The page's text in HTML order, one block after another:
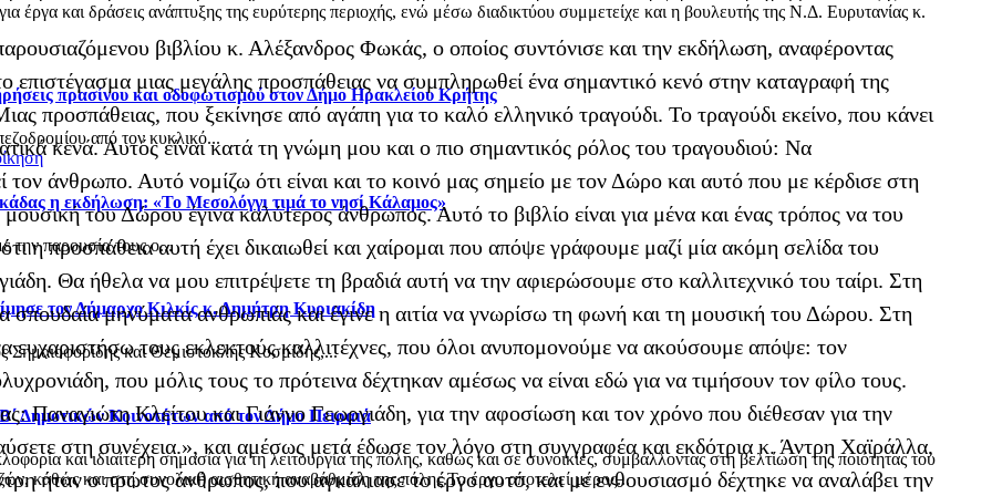
έργα και δράσεις ανάπτυξης της ευρύτερης περιοχής, ενώ μέσω διαδικτύου συμμετείχε και η βουλευτής της Ν.Δ. Ευρυτανίας κ.
πρασίνου και οδοφωτισμού στον Δήμο Ηρακλείου Κρήτης
από τον κυκλικό...
η εκδήλωση: «Το Μεσολόγγι τιμά το νησί Κάλαμος»
την παρουσία τους ο...
τον Δήμαρχο Κιλκίς κ. Δημήτρη Κυριακίδη
Σημαιοφορίδης και Θεμιστοκλής Κοσμίδης,...
Δημοτικών Κοινοτήτων από τον Δήμο Πειραιά
και ιδιαίτερη σημασία για τη λειτουργία της πόλης, καθώς και σε συνοικίες, συμβάλλοντας στη βελτίωση της ποιότητας του
καθώς και στη συνολική αισθητική αναβάθμιση της πόλης.Το έργο αποτελεί μέρος...
βιβλίου κ. Αλέξανδρος Φωκάς, ο οποίος συντόνισε και την εκδήλωση, αναφέροντας
επιστέγασμα μιας μεγάλης προσπάθειας να συμπληρωθεί ένα σημαντικό κενό στην καταγραφή της
προσπάθειας, που ξεκίνησε από αγάπη για το καλό ελληνικό τραγούδι. Το τραγούδι εκείνο, που κάνει
κενά. Αυτός είναι κατά τη γνώμη μου και ο πιο σημαντικός ρόλος του τραγουδιού: Να
τον άνθρωπο. Αυτό νομίζω ότι είναι και το κοινό μας σημείο με τον Δώρο και αυτό που με κέρδισε στη
του Δώρου έγινα καλύτερος άνθρωπος. Αυτό το βιβλίο είναι για μένα και ένας τρόπος να του
η προσπάθεια αυτή έχει δικαιωθεί και χαίρομαι που απόψε γράφουμε μαζί μία ακόμη σελίδα του
Θα ήθελα να μου επιτρέψετε τη βραδιά αυτή να την αφιερώσουμε στο καλλιτεχνικό του ταίρι. Στη
μηνύματα ανθρωπιάς και έγινε η αιτία να γνωρίσω τη φωνή και τη μουσική του Δώρου. Στη
τους εκλεκτούς καλλιτέχνες, που όλοι ανυπομονούμε να ακούσουμε απόψε: τον
που μόλις τους το πρότεινα δέχτηκαν αμέσως να είναι εδώ για να τιμήσουν τον φίλο τους.
Παναγιώτη Κλείτου και Γιάννο Γεωργιάδη, για την αφοσίωση και τον χρόνο που διέθεσαν για την
στη συνέχεια.», και αμέσως μετά έδωσε τον λόγο στη συγγραφέα και εκδότρια κ. Άντρη Χαϊράλλα,
ήταν ο πρώτος άνθρωπος, που αγκάλιασε το έργο αυτό, και με ενθουσιασμό δέχτηκε να αναλάβει την